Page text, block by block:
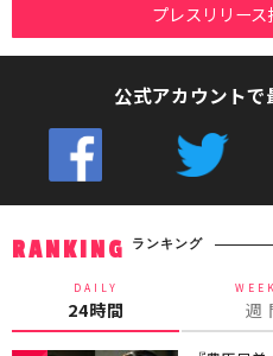
プレスリリー
公式アカウントで
RANKING ランキング
DAILY
24時間 週